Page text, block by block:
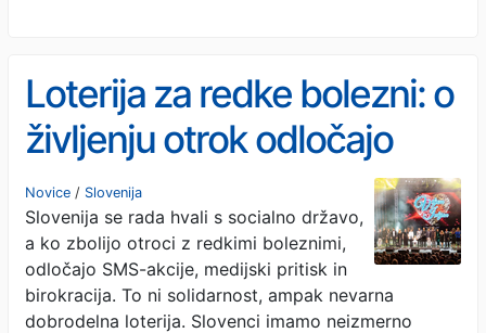
Loterija za redke bolezni: o
življenju otrok odločajo
SMS-i in birokracija
Novice / Slovenija
Slovenija se rada hvali s socialno državo,
a ko zbolijo otroci z redkimi boleznimi,
odločajo SMS-akcije, medijski pritisk in
birokracija. To ni solidarnost, ampak nevarna
dobrodelna loterija. Slovenci imamo neizmerno